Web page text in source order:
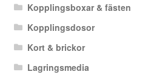
Kopplingsboxar & fästen
Kopplingsdosor
Kort & brickor
Lagringsmedia